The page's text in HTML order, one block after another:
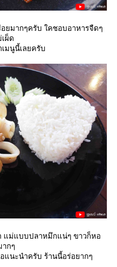
ยมากๆครับ ใคชอบอาหารจืดๆ
ผ็ด
มนูนี้เลยครับ
แม่แบบปลาหมึกแน่ๆ ขาวก็หอ
ากๆ
นะนำครับ ร้านนี้อร่อยากๆ